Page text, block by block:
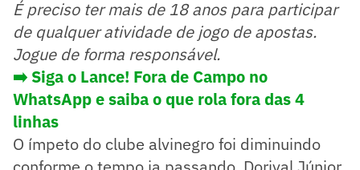
É preciso ter mais de 18 anos para participar
de qualquer atividade de jogo de apostas.
Jogue de forma responsável.
➡️ Siga o Lance! Fora de Campo no
WhatsApp e saiba o que rola fora das 4
linhas
O ímpeto do clube alvinegro foi diminuindo